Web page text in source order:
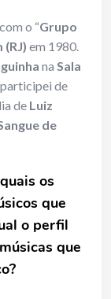
o “Grupo
(RJ) em 1980.
na Sala
de
de Luiz
de
os
que
o perfil
que